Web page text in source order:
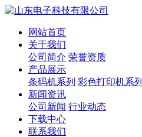
网站首页
关于我们
公司简介 荣誉资质
产品展示
条码机系列 彩色打印机系列
新闻资讯
公司新闻 行业动态
下载中心
联系我们